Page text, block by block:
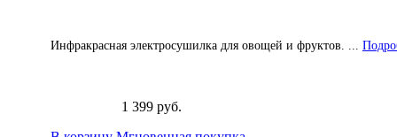
Инфракрасная электросушилка для овощей и фруктов. ...
1 399 руб.